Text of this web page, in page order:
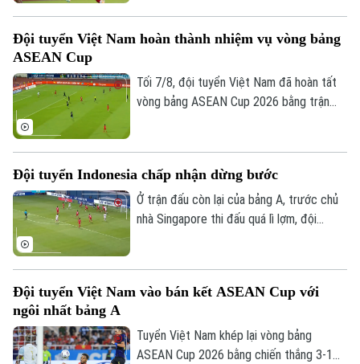
Đội tuyển Việt Nam hoàn thành nhiệm vụ vòng bảng
ASEAN Cup
Tối 7/8, đội tuyển Việt Nam đã hoàn tất
vòng bảng ASEAN Cup 2026 bằng trận
có được niềm vui trọn vẹn ở Mỹ Đình.
Đội tuyển Indonesia chấp nhận dừng bước
Ở trận đấu còn lại của bảng A, trước chủ
nhà Singapore thi đấu quá lì lợm, đội
vạn đảo vào bán kết.
Đội tuyển Việt Nam vào bán kết ASEAN Cup với
ngôi nhất bảng A
Tuyển Việt Nam khép lại vòng bảng
ASEAN Cup 2026 bằng chiến thắng 3-1